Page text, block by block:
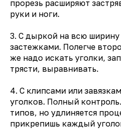
прорезь расширяют
руки и ноги.
3. С дыркой на всю ширину
застежками. Полегче
же надо искать уголки,
трясти, выравнивать.
4. С клипсами или
уголков. Полный
типов, но удлиняется
прикрепишь каждый